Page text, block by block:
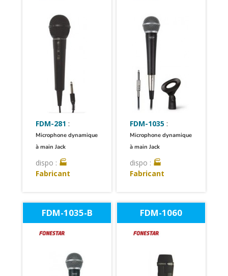
FDM-281 :
Microphone dynamique
à main Jack
dispo : 🏭
Fabricant
FDM-1035 :
Microphone dynamique
à main Jack
dispo : 🏭
Fabricant
FDM-1035-B FDM-1060